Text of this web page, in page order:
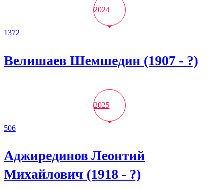
2024
1372
Велишаев Шемшедин (1907 - ?)
2025
506
Аджирединов Леонтий
Михайлович (1918 - ?)